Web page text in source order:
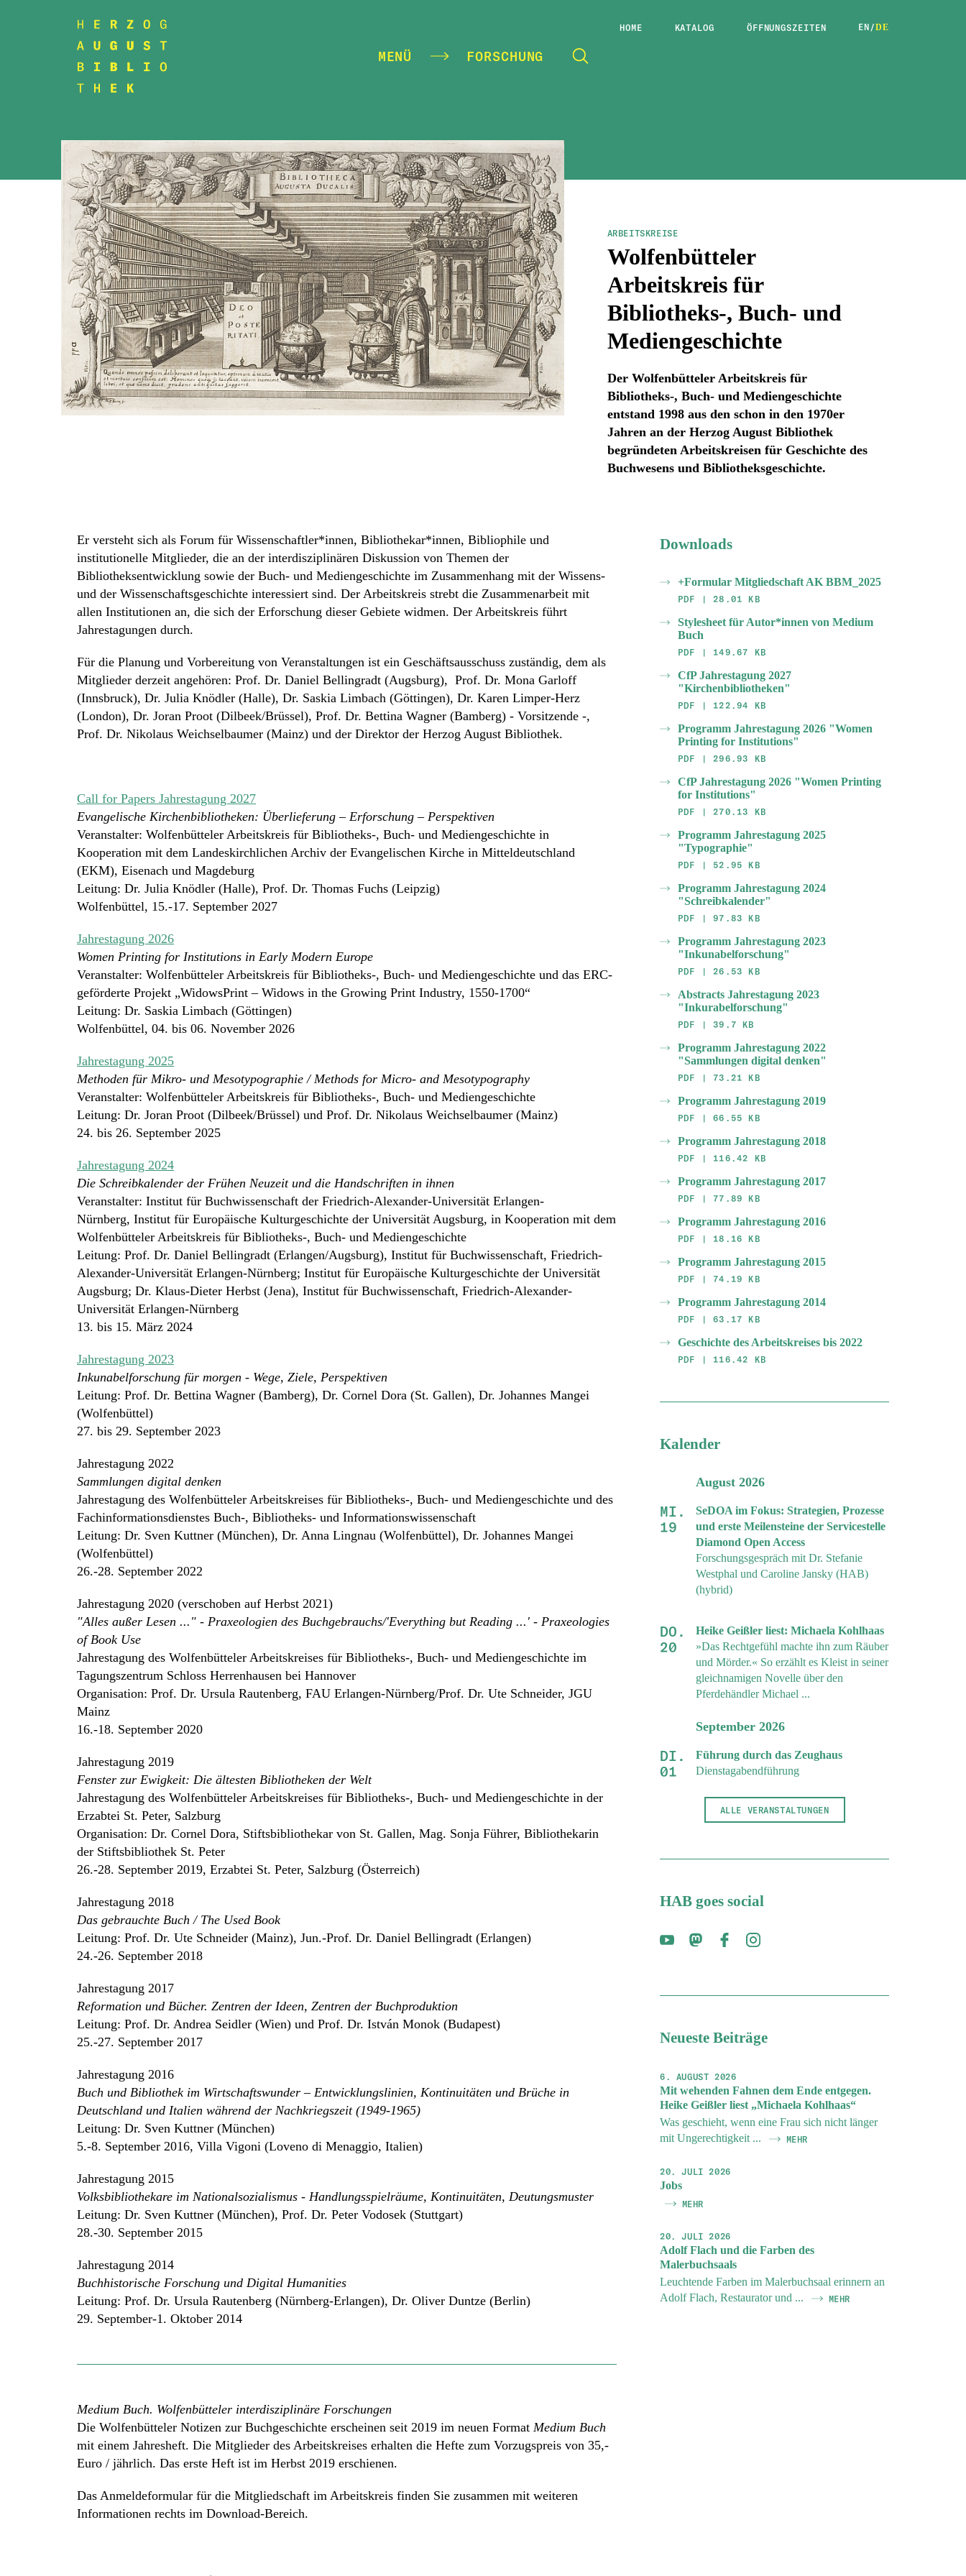
MENÜ FORSCHUNG
HOME KATALOG ÖFFNUNGSZEITEN EN /DE
ARBEITSKREISE
Wolfenbütteler
Arbeitskreis für
Bibliotheks-, Buch- und
Mediengeschichte
Der Wolfenbütteler Arbeitskreis für
Bibliotheks-, Buch- und Mediengeschichte
entstand 1998 aus den schon in den 1970er
Jahren an der Herzog August Bibliothek
begründeten Arbeitskreisen für Geschichte des
Buchwesens und Bibliotheksgeschichte.
Er versteht sich als Forum für Wissenschaftler*innen, Bibliothekar*innen, Bibliophile und
institutionelle Mitglieder, die an der interdisziplinären Diskussion von Themen der
Bibliotheksentwicklung sowie der Buch- und Mediengeschichte im Zusammenhang mit der Wissens-
und der Wissenschaftsgeschichte interessiert sind. Der Arbeitskreis strebt die Zusammenarbeit mit
allen Institutionen an, die sich der Erforschung dieser Gebiete widmen. Der Arbeitskreis führt
Jahrestagungen durch.
Für die Planung und Vorbereitung von Veranstaltungen ist ein Geschäftsausschuss zuständig, dem als
Mitglieder derzeit angehören: Prof. Dr. Daniel Bellingradt (Augsburg), Prof. Dr. Mona Garloff
(Innsbruck), Dr. Julia Knödler (Halle), Dr. Saskia Limbach (Göttingen), Dr. Karen Limper-Herz
(London), Dr. Joran Proot (Dilbeek/Brüssel), Prof. Dr. Bettina Wagner (Bamberg) - Vorsitzende -,
Prof. Dr. Nikolaus Weichselbaumer (Mainz) und der Direktor der Herzog August Bibliothek.
Call for Papers Jahrestagung 2027
Evangelische Kirchenbibliotheken: Überlieferung – Erforschung – Perspektiven
Veranstalter: Wolfenbütteler Arbeitskreis für Bibliotheks-, Buch- und Mediengeschichte in
Kooperation mit dem Landeskirchlichen Archiv der Evangelischen Kirche in Mitteldeutschland
(EKM), Eisenach und Magdeburg
Leitung: Dr. Julia Knödler (Halle), Prof. Dr. Thomas Fuchs (Leipzig)
Wolfenbüttel, 15.-17. September 2027
Jahrestagung 2026
Women Printing for Institutions in Early Modern Europe
Veranstalter: Wolfenbütteler Arbeitskreis für Bibliotheks-, Buch- und Mediengeschichte und das ERC-
geförderte Projekt „WidowsPrint – Widows in the Growing Print Industry, 1550-1700“
Leitung: Dr. Saskia Limbach (Göttingen)
Wolfenbüttel, 04. bis 06. November 2026
Jahrestagung 2025
Methoden für Mikro- und Mesotypographie / Methods for Micro- and Mesotypography
Veranstalter: Wolfenbütteler Arbeitskreis für Bibliotheks-, Buch- und Mediengeschichte
Leitung: Dr. Joran Proot (Dilbeek/Brüssel) und Prof. Dr. Nikolaus Weichselbaumer (Mainz)
24. bis 26. September 2025
Jahrestagung 2024
Die Schreibkalender der Frühen Neuzeit und die Handschriften in ihnen
Veranstalter: Institut für Buchwissenschaft der Friedrich-Alexander-Universität Erlangen-
Nürnberg, Institut für Europäische Kulturgeschichte der Universität Augsburg, in Kooperation mit dem
Wolfenbütteler Arbeitskreis für Bibliotheks-, Buch- und Mediengeschichte
Leitung: Prof. Dr. Daniel Bellingradt (Erlangen/Augsburg), Institut für Buchwissenschaft, Friedrich-
Alexander-Universität Erlangen-Nürnberg; Institut für Europäische Kulturgeschichte der Universität
Augsburg; Dr. Klaus-Dieter Herbst (Jena), Institut für Buchwissenschaft, Friedrich-Alexander-
Universität Erlangen-Nürnberg
13. bis 15. März 2024
Jahrestagung 2023
Inkunabelforschung für morgen - Wege, Ziele, Perspektiven
Leitung: Prof. Dr. Bettina Wagner (Bamberg), Dr. Cornel Dora (St. Gallen), Dr. Johannes Mangei
(Wolfenbüttel)
27. bis 29. September 2023
Jahrestagung 2022
Sammlungen digital denken
Jahrestagung des Wolfenbütteler Arbeitskreises für Bibliotheks-, Buch- und Mediengeschichte und des
Fachinformationsdienstes Buch-, Bibliotheks- und Informationswissenschaft
Leitung: Dr. Sven Kuttner (München), Dr. Anna Lingnau (Wolfenbüttel), Dr. Johannes Mangei
(Wolfenbüttel)
26.-28. September 2022
Jahrestagung 2020 (verschoben auf Herbst 2021)
"Alles außer Lesen ..." - Praxeologien des Buchgebrauchs/'Everything but Reading ...' - Praxeologies
of Book Use
Jahrestagung des Wolfenbütteler Arbeitskreises für Bibliotheks-, Buch- und Mediengeschichte im
Tagungszentrum Schloss Herrenhausen bei Hannover
Organisation: Prof. Dr. Ursula Rautenberg, FAU Erlangen-Nürnberg/Prof. Dr. Ute Schneider, JGU
Mainz
16.-18. September 2020
Jahrestagung 2019
Fenster zur Ewigkeit: Die ältesten Bibliotheken der Welt
Jahrestagung des Wolfenbütteler Arbeitskreises für Bibliotheks-, Buch- und Mediengeschichte in der
Erzabtei St. Peter, Salzburg
Organisation: Dr. Cornel Dora, Stiftsbibliothekar von St. Gallen, Mag. Sonja Führer, Bibliothekarin
der Stiftsbibliothek St. Peter
26.-28. September 2019, Erzabtei St. Peter, Salzburg (Österreich)
Jahrestagung 2018
Das gebrauchte Buch / The Used Book
Leitung: Prof. Dr. Ute Schneider (Mainz), Jun.-Prof. Dr. Daniel Bellingradt (Erlangen)
24.-26. September 2018
Jahrestagung 2017
Reformation und Bücher. Zentren der Ideen, Zentren der Buchproduktion
Leitung: Prof. Dr. Andrea Seidler (Wien) und Prof. Dr. István Monok (Budapest)
25.-27. September 2017
Jahrestagung 2016
Buch und Bibliothek im Wirtschaftswunder – Entwicklungslinien, Kontinuitäten und Brüche in
Deutschland und Italien während der Nachkriegszeit (1949-1965)
Leitung: Dr. Sven Kuttner (München)
5.-8. September 2016, Villa Vigoni (Loveno di Menaggio, Italien)
Jahrestagung 2015
Volksbibliothekare im Nationalsozialismus - Handlungsspielräume, Kontinuitäten, Deutungsmuster
Leitung: Dr. Sven Kuttner (München), Prof. Dr. Peter Vodosek (Stuttgart)
28.-30. September 2015
Jahrestagung 2014
Buchhistorische Forschung und Digital Humanities
Leitung: Prof. Dr. Ursula Rautenberg (Nürnberg-Erlangen), Dr. Oliver Duntze (Berlin)
29. September-1. Oktober 2014
Medium Buch. Wolfenbütteler interdisziplinäre Forschungen
Die Wolfenbütteler Notizen zur Buchgeschichte erscheinen seit 2019 im neuen Format Medium Buch
mit einem Jahresheft. Die Mitglieder des Arbeitskreises erhalten die Hefte zum Vorzugspreis von 35,-
Euro / jährlich. Das erste Heft ist im Herbst 2019 erschienen.
Das Anmeldeformular für die Mitgliedschaft im Arbeitskreis finden Sie zusammen mit weiteren
Informationen rechts im Download-Bereich.
Downloads
+Formular Mitgliedschaft AK BBM_2025
PDF | 28.01 KB
Stylesheet für Autor*innen von Medium
Buch
PDF | 149.67 KB
CfP Jahrestagung 2027
"Kirchenbibliotheken"
PDF | 122.94 KB
Programm Jahrestagung 2026 "Women
Printing for Institutions"
PDF | 296.93 KB
CfP Jahrestagung 2026 "Women Printing
for Institutions"
PDF | 270.13 KB
Programm Jahrestagung 2025
"Typographie"
PDF | 52.95 KB
Programm Jahrestagung 2024
"Schreibkalender"
PDF | 97.83 KB
Programm Jahrestagung 2023
"Inkunabelforschung"
PDF | 26.53 KB
Abstracts Jahrestagung 2023
"Inkurabelforschung"
PDF | 39.7 KB
Programm Jahrestagung 2022
"Sammlungen digital denken"
PDF | 73.21 KB
Programm Jahrestagung 2019
PDF | 66.55 KB
Programm Jahrestagung 2018
PDF | 116.42 KB
Programm Jahrestagung 2017
PDF | 77.89 KB
Programm Jahrestagung 2016
PDF | 18.16 KB
Programm Jahrestagung 2015
PDF | 74.19 KB
Programm Jahrestagung 2014
PDF | 63.17 KB
Geschichte des Arbeitskreises bis 2022
PDF | 116.42 KB
Kalender
August 2026
MI.
19
SeDOA im Fokus: Strategien, Prozesse
und erste Meilensteine der Servicestelle
Diamond Open Access
Forschungsgespräch mit Dr. Stefanie
Westphal und Caroline Jansky (HAB)
(hybrid)
DO.
20
Heike Geißler liest: Michaela Kohlhaas
»Das Rechtgefühl machte ihn zum Räuber
und Mörder.« So erzählt es Kleist in seiner
gleichnamigen Novelle über den
Pferdehändler Michael ...
September 2026
DI.
01
Führung durch das Zeughaus
Dienstagabendführung
ALLE VERANSTALTUNGEN
HAB goes social
Neueste Beiträge
6. AUGUST 2026
Mit wehenden Fahnen dem Ende entgegen.
Heike Geißler liest „Michaela Kohlhaas“
Was geschieht, wenn eine Frau sich nicht länger
mit Ungerechtigkeit ...
MEHR
20. JULI 2026
Jobs
MEHR
20. JULI 2026
Adolf Flach und die Farben des
Malerbuchsaals
Leuchtende Farben im Malerbuchsaal erinnern an
Adolf Flach, Restaurator und ...
MEHR